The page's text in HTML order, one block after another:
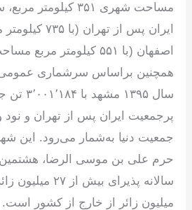
مساحت شهری ۳۵۱
ایران پس از
اصفهان (با ۵۵۱ کیلومتر
همچنین براساس سرشماری
سال
پرجمعیت ایران پس از تهران و نود
جمعیت دنیا به‌شمار می‌رود. این
حرم علی بن موسی الرضا،
سالانه پذیرای بیش
میلیون زائر از خارج از کشور است.